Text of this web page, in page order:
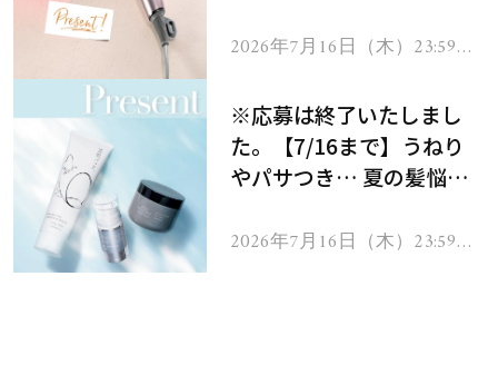
ヘアドライヤー ジュエル
2026年7月16日（木）23:59ま
※応募は終了いたしまし
た。【7/16まで】うねり
やパサつき… 夏の髪悩み
ムを13名様にプレゼン
2026年7月16日（木）23:59ま